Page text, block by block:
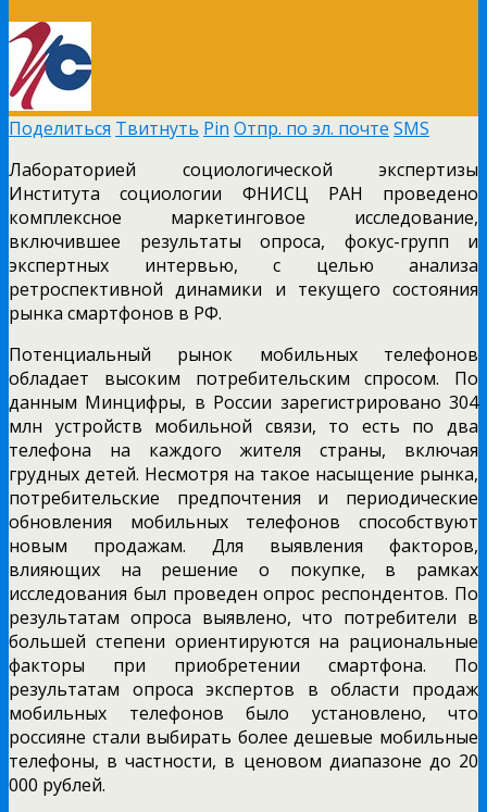
Поделиться Твитнуть Pin Отпр. по эл. почте SMS
Лабораторией социологической экспертизы
Института социологии ФНИСЦ РАН проведено
комплексное маркетинговое исследование,
включившее результаты опроса, фокус-групп и
экспертных интервью, с целью анализа
ретроспективной динамики и текущего состояния
рынка смартфонов в РФ.
Потенциальный рынок мобильных телефонов
обладает высоким потребительским спросом. По
данным Минцифры, в России зарегистрировано 304
млн устройств мобильной связи, то есть по два
телефона на каждого жителя страны, включая
грудных детей. Несмотря на такое насыщение рынка,
потребительские предпочтения и периодические
обновления мобильных телефонов способствуют
новым продажам. Для выявления факторов,
влияющих на решение о покупке, в рамках
исследования был проведен опрос респондентов. По
результатам опроса выявлено, что потребители в
большей степени ориентируются на рациональные
факторы при приобретении смартфона. По
результатам опроса экспертов в области продаж
мобильных телефонов было установлено, что
россияне стали выбирать более дешевые мобильные
телефоны, в частности, в ценовом диапазоне до 20
000 рублей.